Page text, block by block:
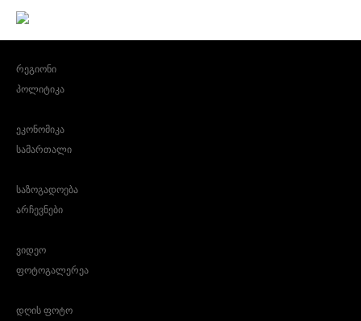
რეგიონი
პოლიტიკა
ეკონომიკა
სამართალი
საზოგადოება
არჩევნები
ვიდეო
ფოტოგალერეა
დღის ფოტო